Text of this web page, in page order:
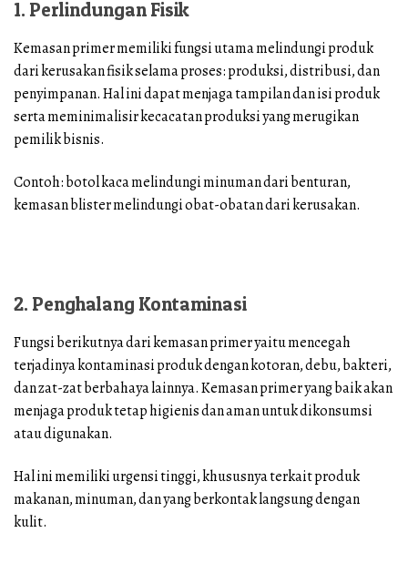
1. Perlindungan Fisik
Kemasan primer memiliki fungsi utama melindungi produk
dari kerusakan fisik selama proses: produksi, distribusi, dan
penyimpanan. Hal ini dapat menjaga tampilan dan isi produk
serta meminimalisir kecacatan produksi yang merugikan
pemilik bisnis.
Contoh: botol kaca melindungi minuman dari benturan,
kemasan blister melindungi obat-obatan dari kerusakan.
2. Penghalang Kontaminasi
Fungsi berikutnya dari kemasan primer yaitu mencegah
terjadinya kontaminasi produk dengan kotoran, debu, bakteri,
dan zat-zat berbahaya lainnya. Kemasan primer yang baik akan
menjaga produk tetap higienis dan aman untuk dikonsumsi
atau digunakan.
Hal ini memiliki urgensi tinggi, khususnya terkait produk
makanan, minuman, dan yang berkontak langsung dengan
kulit.